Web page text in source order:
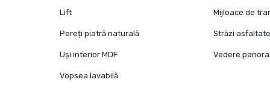
Lift Mijloace de
Pereți piatră naturală Străzi asfaltate
Uși interior MDF Vedere
Vopsea lavabilă